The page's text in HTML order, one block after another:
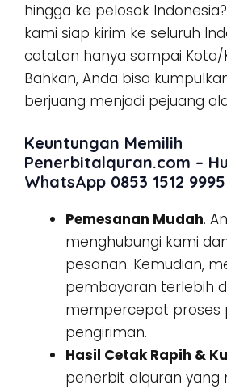
hingga ke pelosok
kami siap kirim ke seluruh
catatan hanya sampai Kota/
Bahkan, Anda bisa
berjuang menjadi pejuang
Keuntungan Memilih
Penerbitalquran.com –
WhatsApp 0853 1512 9995
Pemesanan Mudah.
menghubungi kami
pesanan. Kemudian,
pembayaran terlebih
mempercepat proses
pengiriman.
Hasil Cetak Rapih &
penerbit alquran yang